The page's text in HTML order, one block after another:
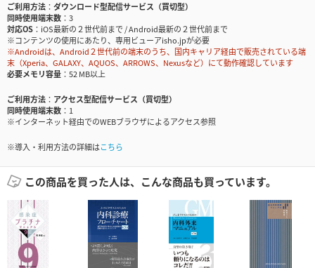
ご利用方法
ダウンロード型配信サービス（買切型）
同時使用端末数
3
対応OS
iOS最新の２世代前まで / Android最新の２世代前まで
※コンテンツの使用にあたり、専用ビューアisho.jpが必要
※Androidは、Android２世代前の端末のうち、国内キャリア経由で販売されている端
末（Xperia、GALAXY、AQUOS、ARROWS、Nexusなど）にて動作確認しています
必要メモリ容量
52 MB以上
ご利用方法
アクセス型配信サービス（買切型）
同時使用端末数
1
※インターネット経由でのWEBブラウザによるアクセス参照
※導入・利用方法の詳細はこちら
この商品を買った人は、こんな商品も買っています。